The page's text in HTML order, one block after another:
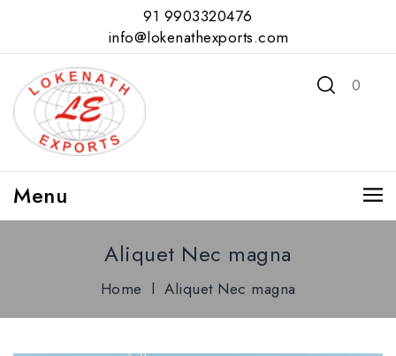
91 9903320476
info@lokenathexports.com
0
Menu
Aliquet Nec magna
Home l Aliquet Nec magna